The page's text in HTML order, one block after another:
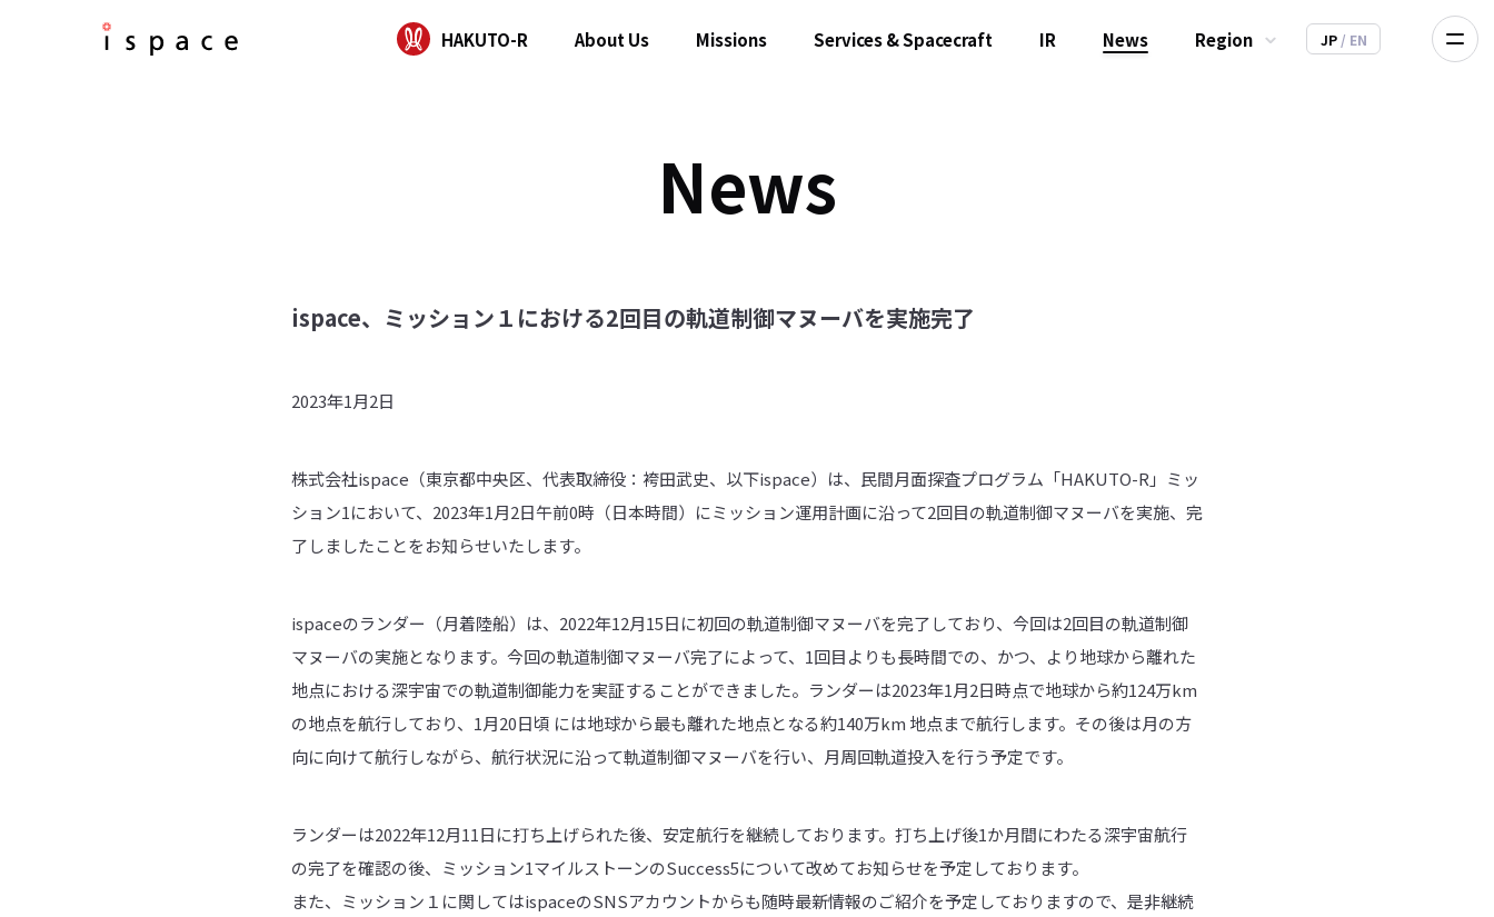
HAKUTO-R About Us Missions Services & Spacecraft IR News Region JP / EN
News
ispace、ミッション１における2回目の軌道制御マヌーバを実施完了
2023年1月2日
株式会社ispace（東京都中央区、代表取締役：袴田武史、以下ispace）は、民間月面探査プログラム「HAKUTO-R」ミッ
ション1において、2023年1月2日午前0時（日本時間）にミッション運用計画に沿って2回目の軌道制御マヌーバを実施、完
了しましたことをお知らせいたします。
ispaceのランダー（月着陸船）は、2022年12月15日に初回の軌道制御マヌーバを完了しており、今回は2回目の軌道制御
マヌーバの実施となります。今回の軌道制御マヌーバ完了によって、1回目よりも長時間での、かつ、より地球から離れた
地点における深宇宙での軌道制御能力を実証することができました。ランダーは2023年1月2日時点で地球から約124万km
の地点を航行しており、1月20日頃 には地球から最も離れた地点となる約140万km 地点まで航行します。その後は月の方
向に向けて航行しながら、航行状況に沿って軌道制御マヌーバを行い、月周回軌道投入を行う予定です。
ランダーは2022年12月11日に打ち上げられた後、安定航行を継続しております。打ち上げ後1か月間にわたる深宇宙航行
の完了を確認の後、ミッション1マイルストーンのSuccess5について改めてお知らせを予定しております。
また、ミッション１に関してはispaceのSNSアカウントからも随時最新情報のご紹介を予定しておりますので、是非継続